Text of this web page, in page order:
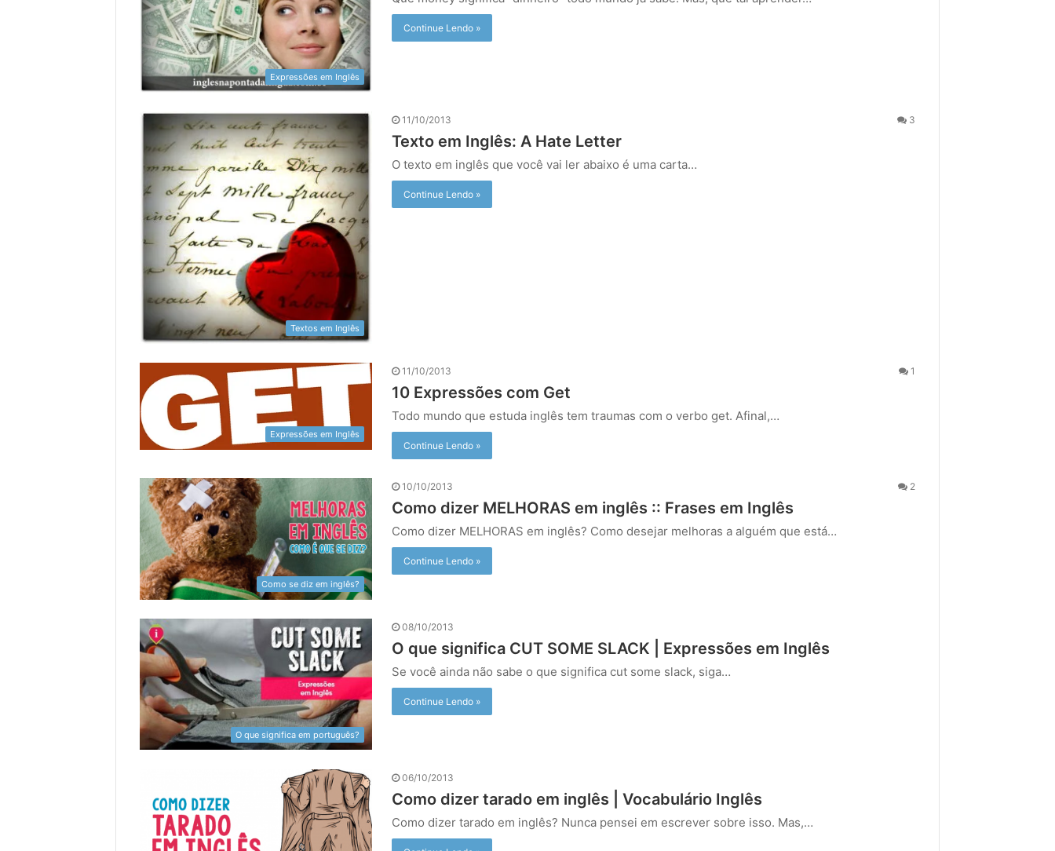
Expressões em Inglês
Continue Lendo »
Textos em Inglês
11/10/2013 3
Texto em Inglês: A Hate Letter
O texto em inglês que você vai ler abaixo é uma carta…
Continue Lendo »
Expressões em Inglês
11/10/2013 1
10 Expressões com Get
Todo mundo que estuda inglês tem traumas com o verbo get. Afinal,…
Continue Lendo »
Como se diz em inglês?
10/10/2013 2
Como dizer MELHORAS em inglês :: Frases em Inglês
Como dizer MELHORAS em inglês? Como desejar melhoras a alguém que está…
Continue Lendo »
O que significa em português?
08/10/2013
O que significa CUT SOME SLACK | Expressões em Inglês
Se você ainda não sabe o que significa cut some slack, siga…
Continue Lendo »
06/10/2013
Como dizer tarado em inglês | Vocabulário Inglês
Como dizer tarado em inglês? Nunca pensei em escrever sobre isso. Mas,…